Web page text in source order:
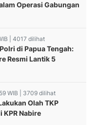
Operasi Gabungan
| 4017 dilihat
di Papua Tengah:
Resmi Lantik 5
WIB | 3709 dilihat
Olah TKP
KPR Nabire